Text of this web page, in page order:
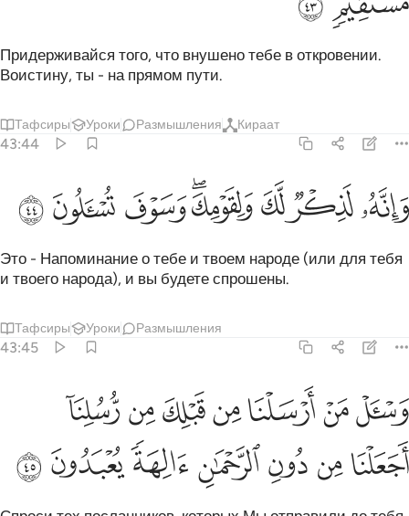
Придерживайся того, что внушено тебе в откровении.
Воистину, ты - на прямом пути.
Тафсиры Уроки Размышления Кираат
43:44
وانه لذكر لك ولقومك وسوف تسالون ٤٤
وَإِنَّهُۥ لَذِكْرٌۭ لَّكَ وَلِقَوْمِكَ ۖ وَسَوْفَ تُسْـَٔلُونَ ٤٤
ﲥﲦﲧﲨﲩﲪﲫﲬ
Это - Напоминание о тебе и твоем народе (или для тебя
и твоего народа), и вы будете спрошены.
Тафсиры Уроки Размышления
43:45
واسال من ارسلنا من قبلك من رسلنا اجعلنا من دون الرحمان الهة
وَسْـَٔلْ مَنْ أَرْسَلْنَا مِن قَبْلِكَ مِن رُّسُلِنَآ أَجَعَلْنَا مِن دُونِ ٱلرَّحْمَـٰنِ ءَالِهَةًۭ
ﲭﲮﲯﲰﲱﲲﲳ
ﲴﲵﲶﲷﲸﲹﲺ